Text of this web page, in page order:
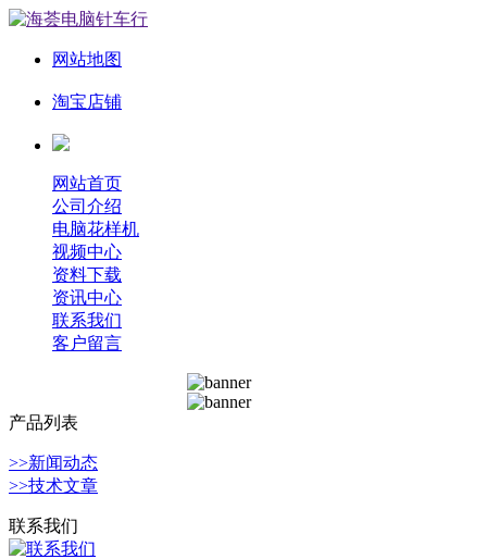
网站地图
淘宝店铺
网站首页
公司介绍
电脑花样机
视频中心
资料下载
资讯中心
联系我们
客户留言
产品列表
>>新闻动态
>>技术文章
联系我们